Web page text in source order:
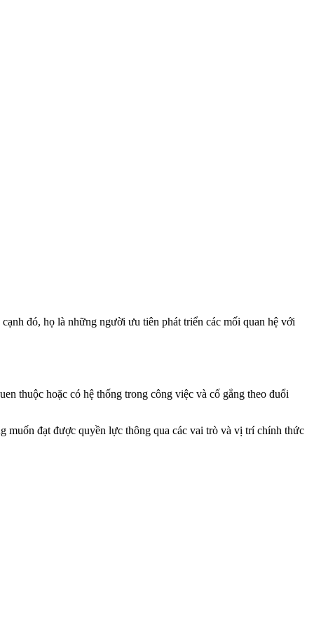
đó, họ là những người ưu tiên phát triển các mối quan hệ với
thuộc hoặc có hệ thống trong công việc và cố gắng theo đuổi
muốn đạt được quyền lực thông qua các vai trò và vị trí chính thức